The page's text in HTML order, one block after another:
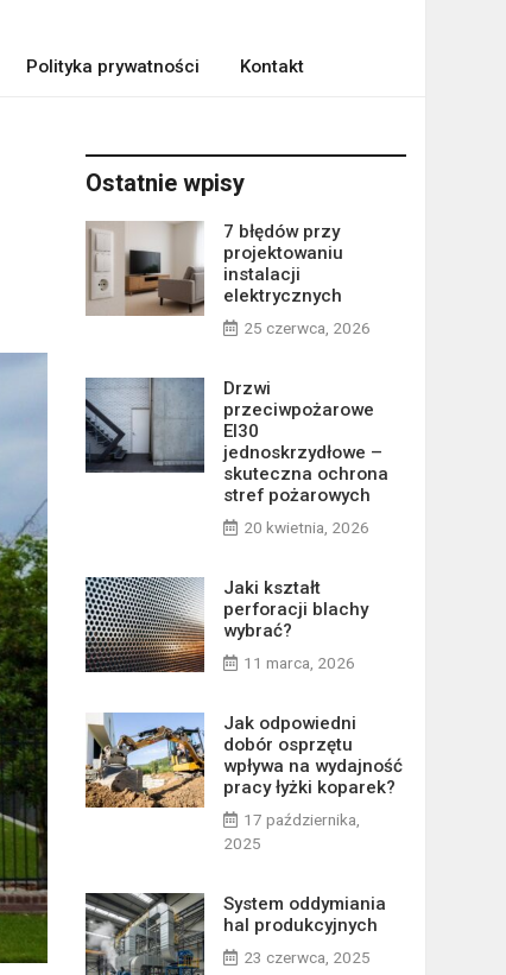
Polityka prywatności Kontakt
Ostatnie wpisy
7 błędów przy
projektowaniu
instalacji
elektrycznych
25 czerwca, 2026
Drzwi
przeciwpożarowe
EI30
jednoskrzydłowe –
skuteczna ochrona
stref pożarowych
20 kwietnia, 2026
Jaki kształt
perforacji blachy
wybrać?
11 marca, 2026
Jak odpowiedni
dobór osprzętu
wpływa na wydajność
pracy łyżki koparek?
17 października,
2025
System oddymiania
hal produkcyjnych
23 czerwca, 2025